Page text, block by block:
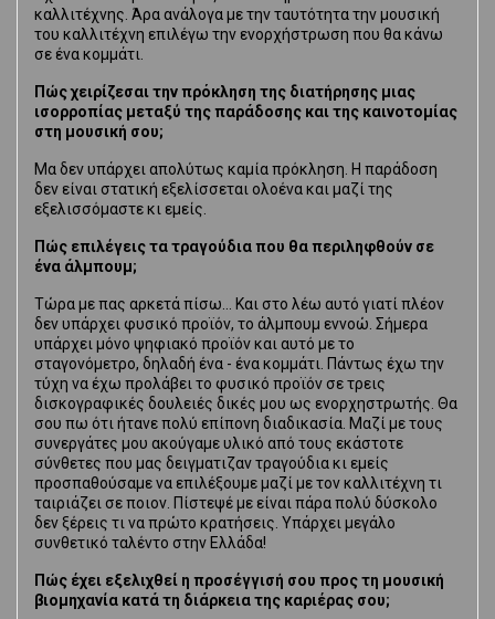
καλλιτέχνης. Άρα ανάλογα με την ταυτότητα την μουσική
του καλλιτέχνη επιλέγω την ενορχήστρωση που θα κάνω
σε ένα κομμάτι.
Πώς χειρίζεσαι την πρόκληση της διατήρησης μιας
ισορροπίας μεταξύ της παράδοσης και της καινοτομίας
στη μουσική σου;
Μα δεν υπάρχει απολύτως καμία πρόκληση. Η παράδοση
δεν είναι στατική εξελίσσεται ολοένα και μαζί της
εξελισσόμαστε κι εμείς.
Πώς επιλέγεις τα τραγούδια που θα περιληφθούν σε
ένα άλμπουμ;
Τώρα με πας αρκετά πίσω… Και στο λέω αυτό γιατί πλέον
δεν υπάρχει φυσικό προϊόν, το άλμπουμ εννοώ. Σήμερα
υπάρχει μόνο ψηφιακό προϊόν και αυτό με το
σταγονόμετρο, δηλαδή ένα - ένα κομμάτι. Πάντως έχω την
τύχη να έχω προλάβει το φυσικό προϊόν σε τρεις
δισκογραφικές δουλειές δικές μου ως ενορχηστρωτής. Θα
σου πω ότι ήτανε πολύ επίπονη διαδικασία. Μαζί με τους
συνεργάτες μου ακούγαμε υλικό από τους εκάστοτε
σύνθετες που μας δειγματιζαν τραγούδια κι εμείς
προσπαθούσαμε να επιλέξουμε μαζί με τον καλλιτέχνη τι
ταιριάζει σε ποιον. Πίστεψέ με είναι πάρα πολύ δύσκολο
δεν ξέρεις τι να πρώτο κρατήσεις. Υπάρχει μεγάλο
συνθετικό ταλέντο στην Ελλάδα!
Πώς έχει εξελιχθεί η προσέγγισή σου προς τη μουσική
βιομηχανία κατά τη διάρκεια της καριέρας σου;